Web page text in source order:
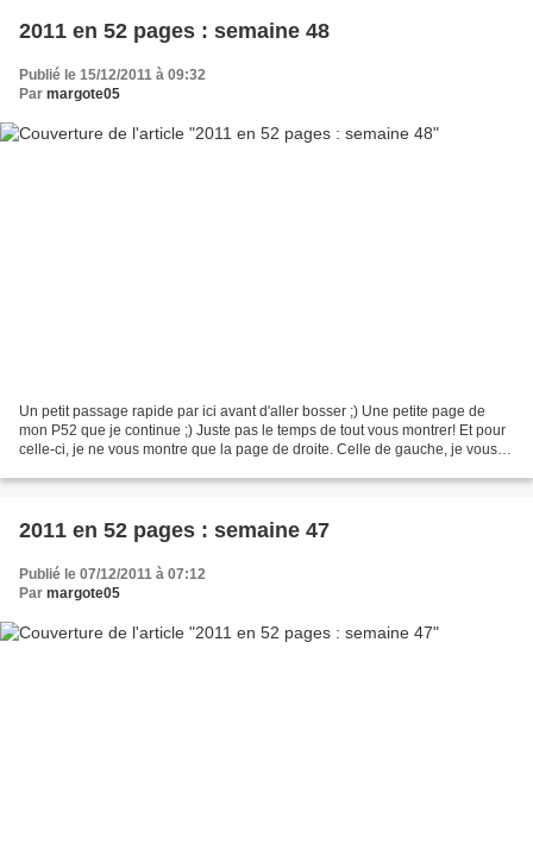
2011 en 52 pages : semaine 48
Publié le 15/12/2011 à 09:32
Par margote05
Un petit passage rapide par ici avant d'aller bosser ;) Une petite page de
mon P52 que je continue ;) Juste pas le temps de tout vous montrer! Et pour
celle-ci, je ne vous montre que la page de droite. Celle de gauche, je vous la
2011 en 52 pages : semaine 47
Publié le 07/12/2011 à 07:12
Par margote05